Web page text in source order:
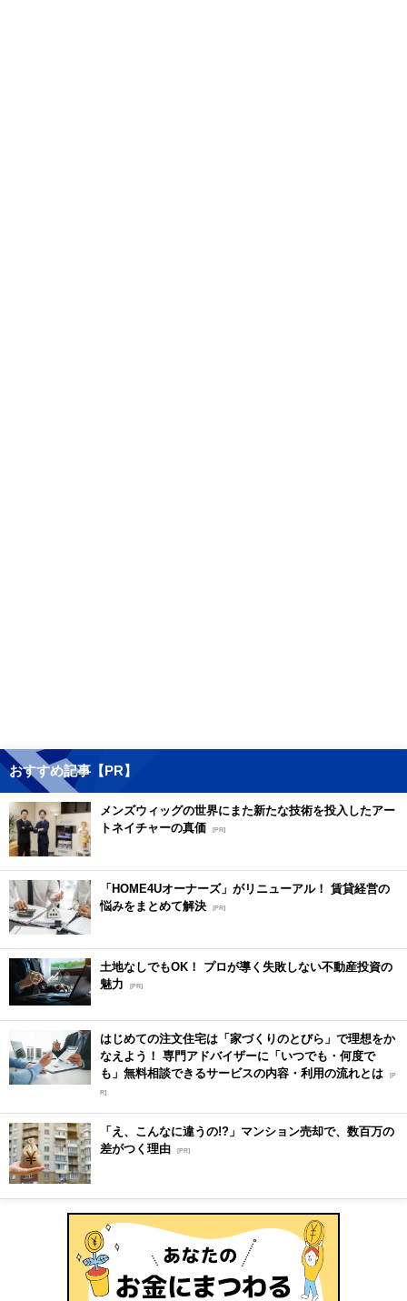
おすすめ記事【PR】
メンズウィッグの世界にまた新たな技術を投入したアー
トネイチャーの真価 [PR]
「HOME4Uオーナーズ」がリニューアル！ 賃貸経営の
悩みをまとめて解決 [PR]
土地なしでもOK！ プロが導く失敗しない不動産投資の
魅力
[PR]
はじめての注文住宅は「家づくりのとびら」で理想をか
なえよう！ 専門アドバイザーに「いつでも・何度で
も」無料相談できるサービスの内容・利用の流れとは [P
R]
「え、こんなに違うの!?」マンション売却で、数百万の
差がつく理由 [PR]